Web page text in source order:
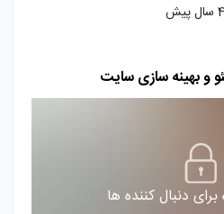
4 سال پیش
و بهینه سازی سایت
دنبال کننده ها